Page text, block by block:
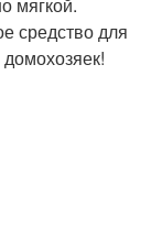
средство для